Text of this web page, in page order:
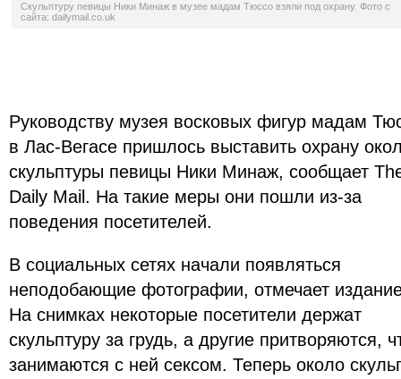
Скульптуру певицы Ники Минаж в музее мадам Тюссо взяли под охрану. Фото с
сайта: dailymail.co.uk
Руководству музея восковых фигур мадам
в Лас-Вегасе пришлось выставить охрану
скульптуры певицы Ники Минаж, сообщает
Daily Mail. На такие меры они пошли из-за
поведения посетителей.
В социальных сетях начали появляться
неподобающие фотографии, отмечает
На снимках некоторые посетители держат
скульптуру за грудь, а другие притворяются,
занимаются с ней сексом. Теперь около